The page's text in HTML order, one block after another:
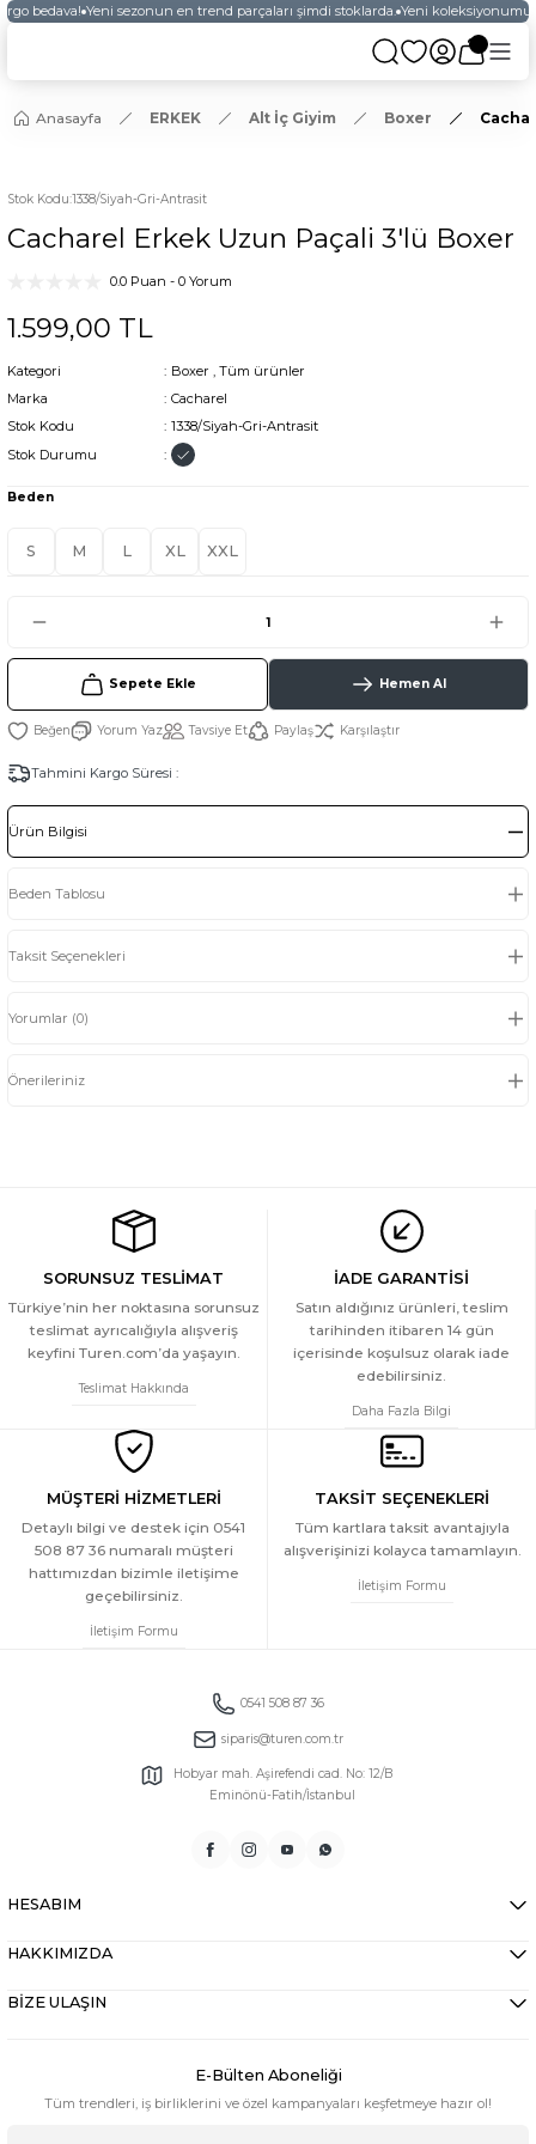
bedava! Yeni sezonun en trend parçaları şimdi stoklarda. Yeni
Anasayfa ERKEK Alt İç Giyim Boxer
Stok Kodu:1338/Siyah-Gri-Antrasit
Cacharel Erkek Uzun Paçali 3'lü Boxer
0.0 Puan - 0 Yorum
1.599,00 TL
Kategori Boxer , Tüm ürünler
Marka
Cacharel
Stok Kodu
1338/Siyah-Gri-Antrasit
Stok Durumu
Beden
S M L XL XXL
Sepete Ekle Hemen Al
Yorum Yaz Tavsiye Et Paylaş Karşılaştır
Tahmini Kargo Süresi :
Ürün Bilgisi
Beden Tablosu
Taksit Seçenekleri
Yorumlar (0)
Önerileriniz
SORUNSUZ TESLİMAT
Türkiye’nin her noktasına sorunsuz
teslimat ayrıcalığıyla alışveriş
keyfini Turen.com’da yaşayın.
Teslimat Hakkında
İADE GARANTİSİ
Satın aldığınız ürünleri, teslim
tarihinden itibaren 14 gün
içerisinde koşulsuz olarak iade
edebilirsiniz.
Daha Fazla Bilgi
MÜŞTERİ HİZMETLERİ
Detaylı bilgi ve destek için 0541
508 87 36 numaralı müşteri
hattımızdan bizimle iletişime
geçebilirsiniz.
İletişim Formu
TAKSİT SEÇENEKLERİ
Tüm kartlara taksit avantajıyla
alışverişinizi kolayca tamamlayın.
İletişim Formu
0541 508 87 36
siparis@turen.com.tr
Hobyar mah. Aşirefendi cad. No: 12/B
Eminönü-Fatih/İstanbul
HESABIM
HAKKIMIZDA
BİZE ULAŞIN
E-Bülten Aboneliği
Tüm trendleri, iş birliklerini ve özel kampanyaları keşfetmeye hazır ol!